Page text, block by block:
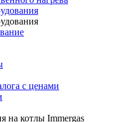
с ценами
на котлы Immergas